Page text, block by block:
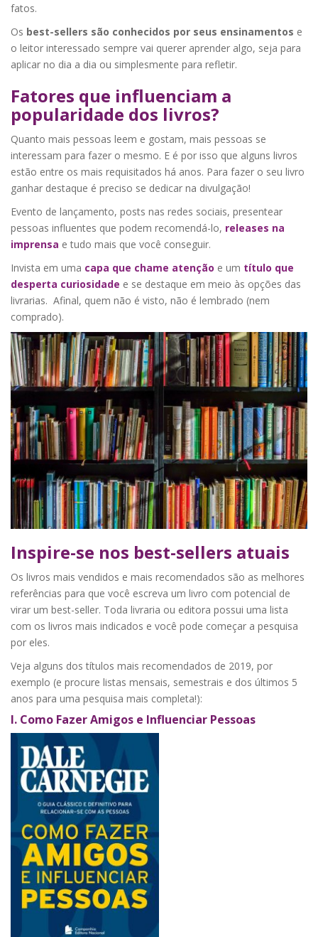
fatos.
Os best-sellers são conhecidos por seus ensinamentos e
o leitor interessado sempre vai querer aprender algo, seja para
aplicar no dia a dia ou simplesmente para refletir.
Fatores que influenciam a
popularidade dos livros?
Quanto mais pessoas leem e gostam, mais pessoas se
interessam para fazer o mesmo. E é por isso que alguns livros
estão entre os mais requisitados há anos. Para fazer o seu livro
ganhar destaque é preciso se dedicar na divulgação!
Evento de lançamento, posts nas redes sociais, presentear
pessoas influentes que podem recomendá-lo, releases na
imprensa e tudo mais que você conseguir.
Invista em uma capa que chame atenção e um título que
desperta curiosidade e se destaque em meio às opções das
livrarias. Afinal, quem não é visto, não é lembrado (nem
comprado).
Inspire-se nos best-sellers atuais
Os livros mais vendidos e mais recomendados são as melhores
referências para que você escreva um livro com potencial de
virar um best-seller. Toda livraria ou editora possui uma lista
com os livros mais indicados e você pode começar a pesquisa
por eles.
Veja alguns dos títulos mais recomendados de 2019, por
exemplo (e procure listas mensais, semestrais e dos últimos 5
anos para uma pesquisa mais completa!):
I. Como Fazer Amigos e Influenciar Pessoas